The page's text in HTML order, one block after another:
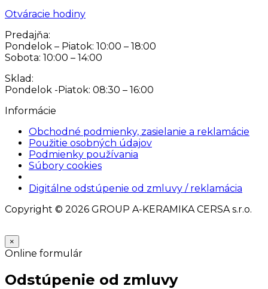
Otváracie hodiny
Predajňa:
Pondelok – Piatok: 10:00 – 18:00
Sobota: 10:00 – 14:00
Sklad:
Pondelok -Piatok: 08:30 – 16:00
Informácie
Obchodné podmienky, zasielanie a reklamácie
Použitie osobných údajov
Podmienky používania
Súbory cookies
Digitálne odstúpenie od zmluvy / reklamácia
Copyright © 2026 GROUP A-KERAMIKA CERSA s.r.o.
×
Online formulár
Odstúpenie od zmluvy